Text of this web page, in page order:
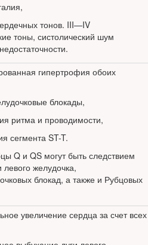
тонов. III—IV
тоны, систолический шум
гипертрофия обоих
блокады,
ритма и проводимости,
ST-T.
Q и QS могут быть следствием
желудочка,
блокад, а также и Рубцовых
увеличение сердца за счет всех